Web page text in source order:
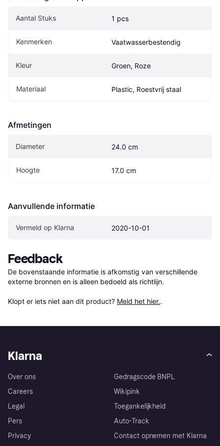
Aantal Stuks 1 pcs
Kenmerken Vaatwasserbestendig
Kleur Groen, Roze
Materiaal Plastic, Roestvrij staal
Afmetingen
Diameter 24.0 cm
Hoogte 17.0 cm
Aanvullende informatie
Vermeld op Klarna 2020-10-01
Feedback
De bovenstaande informatie is afkomstig van verschillende
externe bronnen en is alleen bedoeld als richtlijn.
Klopt er iets niet aan dit product? Meld het hier..
Klarna
Over ons
Careers
Legal
Pers
Privacy
Gedragscode BNPL
Wikipink
Toegankelijkheid
Auto-Track
Contact opnemen met Klarna